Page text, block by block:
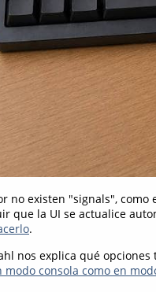
no existen "signals",
que la UI se actualice
.
nos explica qué
modo consola como en